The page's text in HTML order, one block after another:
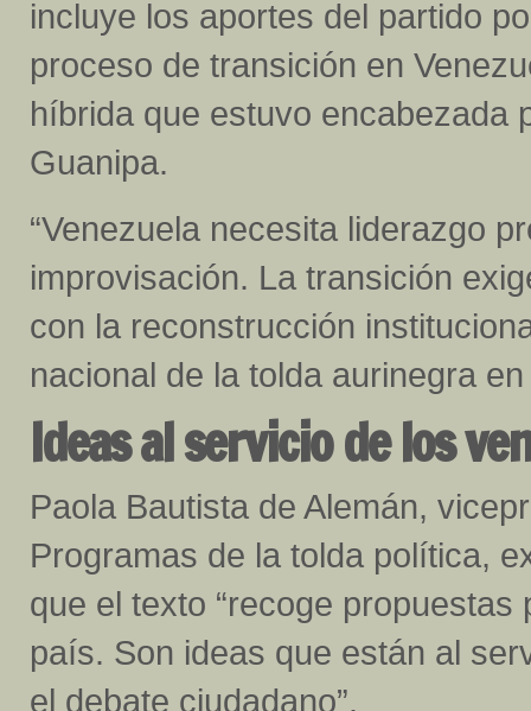
incluye los aportes del partido
proceso de transición en
híbrida que estuvo encabezada
Guanipa.
“Venezuela necesita liderazgo
improvisación. La transición
con la reconstrucción
nacional de la tolda aurinegra
Ideas al servicio de los
Paola Bautista de Alemán,
Programas de la tolda política,
que el texto “recoge
país. Son ideas que están al
el debate ciudadano”.